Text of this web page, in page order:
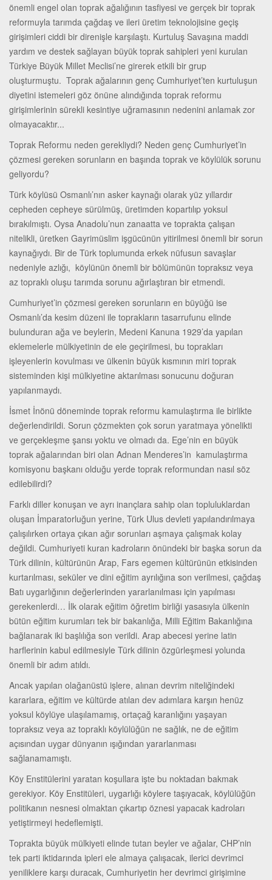
önemli engel olan toprak ağalığının tasfiyesi ve gerçek bir toprak
reformuyla tarımda çağdaş ve ileri üretim teknolojisine geçiş
girişimleri ciddi bir direnişle karşılaştı. Kurtuluş Savaşına maddi
yardım ve destek sağlayan büyük toprak sahipleri yeni kurulan
Türkiye Büyük Millet Meclisi’ne girerek etkili bir grup
oluşturmuştu. Toprak ağalarının genç Cumhuriyet’ten kurtuluşun
diyetini istemeleri göz önüne alındığında toprak reformu
girişimlerinin sürekli kesintiye uğramasının nedenini anlamak zor
olmayacaktır...
Toprak Reformu neden gerekliydi? Neden genç Cumhuriyet’in
çözmesi gereken sorunların en başında toprak ve köylülük sorunu
geliyordu?
Türk köylüsü Osmanlı’nın asker kaynağı olarak yüz yıllardır
cepheden cepheye sürülmüş, üretimden kopartılıp yoksul
bırakılmıştı. Oysa Anadolu’nun zanaatta ve toprakta çalışan
nitelikli, üretken Gayrimüslim işgücünün yitirilmesi önemli bir sorun
kaynağıydı. Bir de Türk toplumunda erkek nüfusun savaşlar
nedeniyle azlığı, köylünün önemli bir bölümünün topraksız veya
az topraklı oluşu tarımda sorunu ağırlaştıran bir etmendi.
Cumhuriyet’in çözmesi gereken sorunların en büyüğü ise
Osmanlı’da kesim düzeni ile toprakların tasarrufunu elinde
bulunduran ağa ve beylerin, Medeni Kanuna 1929’da yapılan
eklemelerle mülkiyetinin de ele geçirilmesi, bu toprakları
işleyenlerin kovulması ve ülkenin büyük kısmının miri toprak
sisteminden kişi mülkiyetine aktarılması sonucunu doğuran
yapılanmaydı.
İsmet İnönü döneminde toprak reformu kamulaştırma ile birlikte
değerlendirildi. Sorun çözmekten çok sorun yaratmaya yönelikti
ve gerçekleşme şansı yoktu ve olmadı da. Ege’nin en büyük
toprak ağalarından biri olan Adnan Menderes’in kamulaştırma
komisyonu başkanı olduğu yerde toprak reformundan nasıl söz
edilebilirdi?
Farklı diller konuşan ve ayrı inançlara sahip olan topluluklardan
oluşan İmparatorluğun yerine, Türk Ulus devleti yapılandırılmaya
çalışılırken ortaya çıkan ağır sorunları aşmaya çalışmak kolay
değildi. Cumhuriyeti kuran kadroların önündeki bir başka sorun da
Türk dilinin, kültürünün Arap, Fars egemen kültürünün etkisinden
kurtarılması, seküler ve dini eğitim ayrılığına son verilmesi, çağdaş
Batı uygarlığının değerlerinden yararlanılması için yapılması
gerekenlerdi… İlk olarak eğitim öğretim birliği yasasıyla ülkenin
bütün eğitim kurumları tek bir bakanlığa, Milli Eğitim Bakanlığına
bağlanarak iki başlılığa son verildi. Arap abecesi yerine latin
harflerinin kabul edilmesiyle Türk dilinin özgürleşmesi yolunda
önemli bir adım atıldı.
Ancak yapılan olağanüstü işlere, alınan devrim niteliğindeki
kararlara, eğitim ve kültürde atılan dev adımlara karşın henüz
yoksul köylüye ulaşılamamış, ortaçağ karanlığını yaşayan
topraksız veya az topraklı köylülüğün ne sağlık, ne de eğitim
açısından uygar dünyanın ışığından yararlanması
sağlanamamıştı.
Köy Enstitülerini yaratan koşullara işte bu noktadan bakmak
gerekiyor. Köy Enstitüleri, uygarlığı köylere taşıyacak, köylülüğün
politikanın nesnesi olmaktan çıkartıp öznesi yapacak kadroları
yetiştirmeyi hedeflemişti.
Toprakta büyük mülkiyeti elinde tutan beyler ve ağalar, CHP’nin
tek parti iktidarında ipleri ele almaya çalışacak, ilerici devrimci
yeniliklere karşı duracak, Cumhuriyetin her devrimci girişimine